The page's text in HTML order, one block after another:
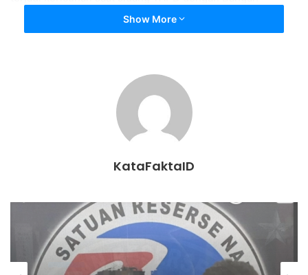
‘’Bukan kericuhan, bukan. Cuma perbedaan pendapat saja.
Namun, para wartawan yang hendak diliput rapat tersebut
dilarang masuk ke ruang rapat oleh Sekwan. Alasan
pelarangan karena rapat tersebut bersifat tertutup.
Muhamad Usman
Show More
KataFaktaID
Daerah